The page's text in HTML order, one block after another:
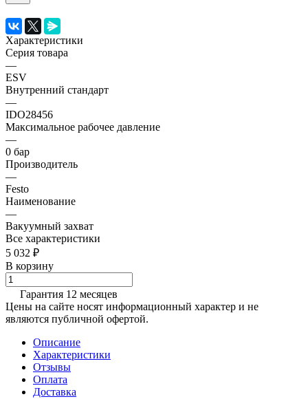
Характеристики
Серия товара
—
ESV
Внутренний стандарт
—
IDO28456
Максимальное рабочее давление
—
0 бар
Производитель
—
Festo
Наименование
—
Вакуумный захват
Все характеристики
5 032 ₽
В корзину
Гарантия 12 месяцев
Цены на сайте носят информационный характер и не
являются публичной офертой.
Описание
Характеристики
Отзывы
Оплата
Доставка